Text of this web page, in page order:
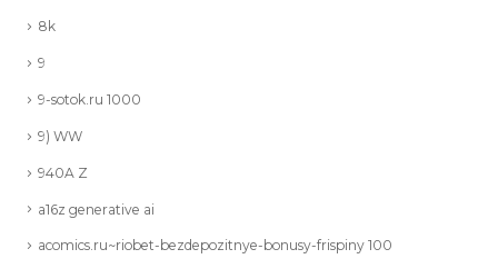
8k
9
9-sotok.ru 1000
9) WW
940A Z
a16z generative ai
acomics.ru~riobet-bezdepozitnye-bonusy-frispiny 100